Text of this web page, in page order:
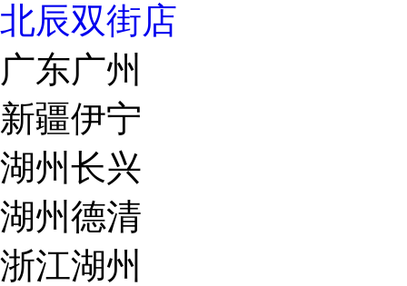
北辰双街店
广东广州
新疆伊宁
湖州长兴
湖州德清
浙江湖州